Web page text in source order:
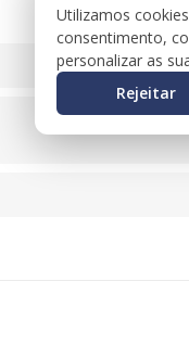
Utilizamos
consentimento,
personalizar as
Rejeitar